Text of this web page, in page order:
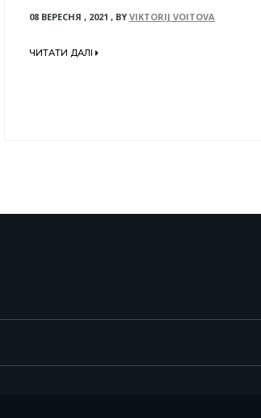
08 ВЕРЕСНЯ , 2021 , BY VIKTORIJ VOITOVA
ЧИТАТИ ДАЛІ